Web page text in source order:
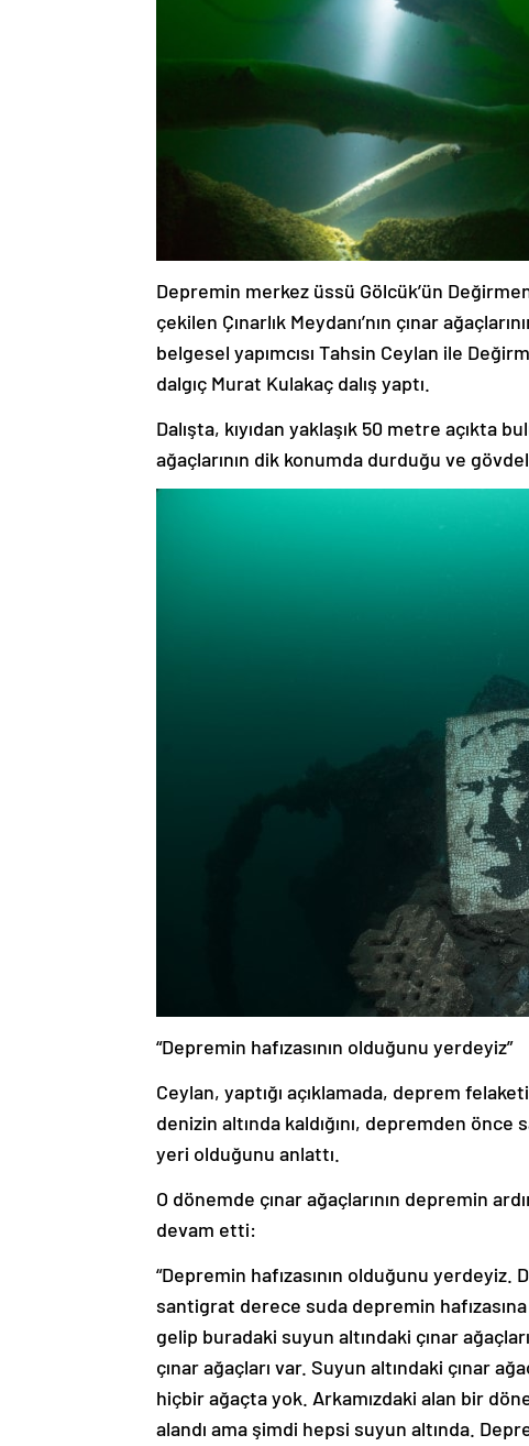
Depremin merkez üssü Gölcük’ün
çekilen Çınarlık Meydanı’nın çınar
belgesel yapımcısı Tahsin Ceylan ile
dalgıç Murat Kulakaç dalış yaptı.
Dalışta, kıyıdan yaklaşık 50 metre açıkta
ağaçlarının dik konumda durduğu ve
“Depremin hafızasının olduğunu yerdeyiz”
Ceylan, yaptığı açıklamada, deprem
denizin altında kaldığını, depremden
yeri olduğunu anlattı.
O dönemde çınar ağaçlarının depremin
devam etti:
“Depremin hafızasının olduğunu
santigrat derece suda depremin
gelip buradaki suyun altındaki çınar
çınar ağaçları var. Suyun altındaki çınar
hiçbir ağaçta yok. Arkamızdaki alan bir
alandı ama şimdi hepsi suyun altında.